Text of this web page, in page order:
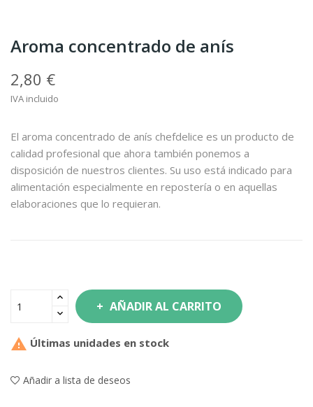
Aroma concentrado de anís
2,80 €
IVA incluido
El aroma concentrado de anís chefdelice es un producto de
calidad profesional que ahora también ponemos a
disposición de nuestros clientes. Su uso está indicado para
alimentación especialmente en repostería o en aquellas
elaboraciones que lo requieran.
AÑADIR AL CARRITO
 Últimas unidades en stock
Añadir a lista de deseos